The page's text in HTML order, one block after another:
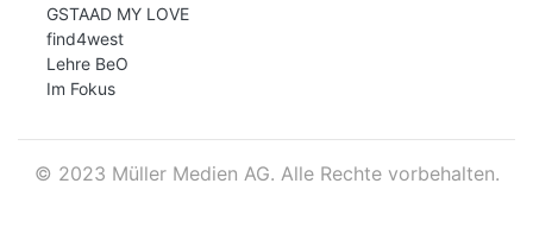
GSTAAD MY LOVE
find4west
Lehre BeO
Im Fokus
© 2023 Müller Medien AG. Alle Rechte vorbehalten.